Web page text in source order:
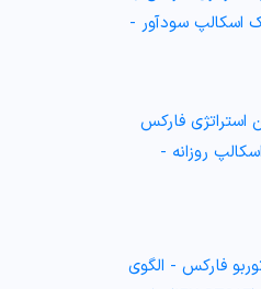
اسکالپ سودآور -
فارکس
روزانه -
فارکس - الگوی